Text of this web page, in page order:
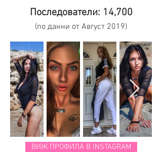
Последователи: 14,700
(по данни от Август 2019)
ВИЖ ПРОФИЛА В INSTAGRAM